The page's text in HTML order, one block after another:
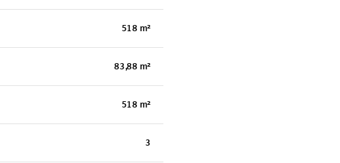
518 m²
83,88 m²
518 m²
3